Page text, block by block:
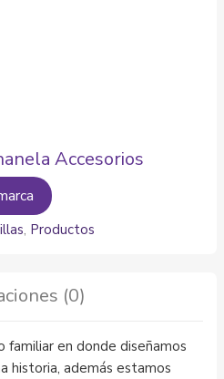
Accesorios
, Productos
(0)
familiar en donde diseñamos
historia, además estamos